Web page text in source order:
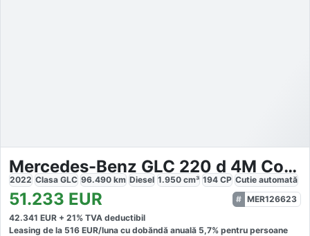
Mercedes-Benz GLC 220 d 4M Coupe AMG
2022 Clasa GLC 96.490 km Diesel 1.950 cm³ 194 CP Cutie automată
51.233 EUR
MER126623
42.341 EUR + 21% TVA deductibil
Leasing de la 516 EUR/luna cu dobăndă anuală 5,7% pentru persoane